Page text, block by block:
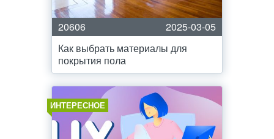
20606
2025-03-05
Как выбрать материалы для
покрытия пола
ИНТЕРЕСНОЕ